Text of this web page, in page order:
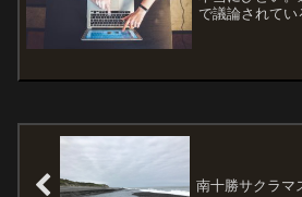
で議論されて
か？この発言
南十勝サクラマ